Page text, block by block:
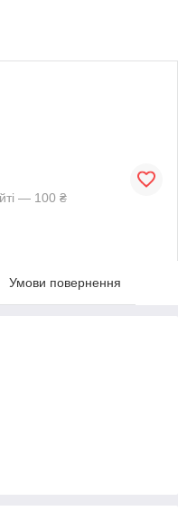
— 100 ₴
Умови повернення